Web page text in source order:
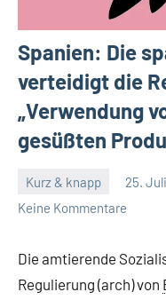
Spanien: Die
verteidigt die
„Verwendung
gesüßten
Kurz & knapp 25.
Keine Kommentare
Die amtierende
Regulierung (arch) von